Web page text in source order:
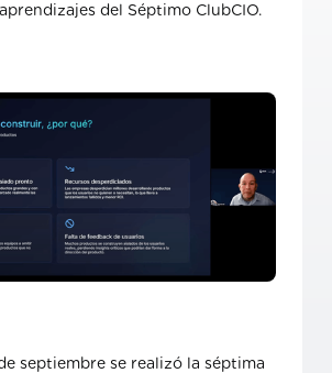
del Séptimo ClubCIO.
septiembre se realizó la séptima